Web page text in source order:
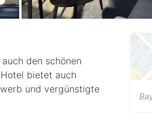
den schönen
bietet auch
und vergünstigte